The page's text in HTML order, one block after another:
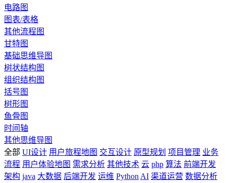
电路图
图表/表格
其他流程图
甘特图
基础思维导图
树状结构图
组织结构图
括号图
树形图
鱼骨图
时间轴
其他思维导图
全部 UI设计 用户旅程地图 交互设计 原型规划 项目管理 业务
流程 用户体验地图 需求分析 其他技术 云 php 算法 前端开发
架构 java 大数据 后端开发 运维 Python AI 渠道运营 数据分析